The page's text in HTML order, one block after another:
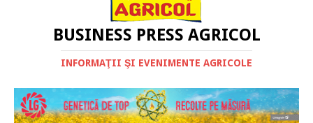
BUSINESS PRESS AGRICOL
INFORMAŢII ŞI EVENIMENTE AGRICOLE